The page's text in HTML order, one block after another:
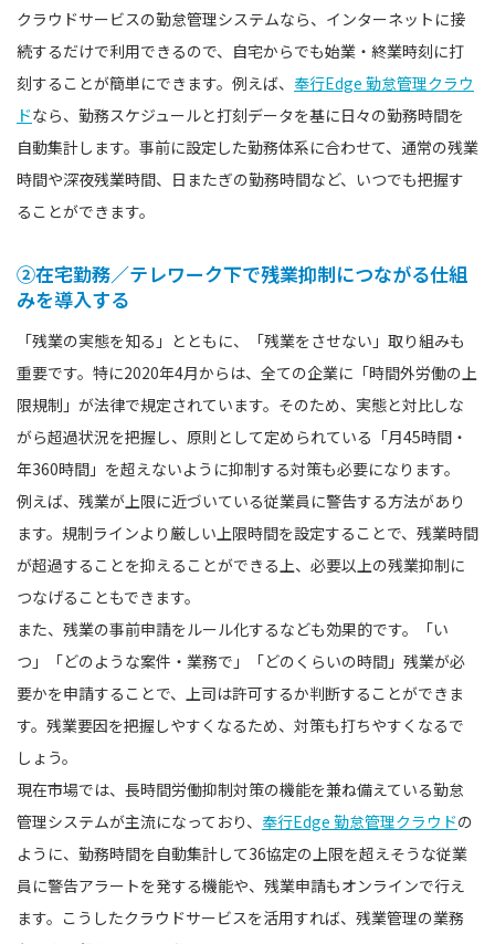
クラウドサービスの勤怠管理システムなら、インターネットに接
続するだけで利用できるので、自宅からでも始業・終業時刻に打
刻することが簡単にできます。例えば、 奉行Edge 勤怠管理クラウ
ドなら、勤務スケジュールと打刻データを基に日々の勤務時間を
自動集計します。事前に設定した勤務体系に合わせて、通常の残業
時間や深夜残業時間、日またぎの勤務時間など、いつでも把握す
ることができます。
②在宅勤務／テレワーク下で残業抑制につながる仕組
みを導入する
「残業の実態を知る」とともに、「残業をさせない」取り組みも
重要です。特に2020年4月からは、全ての企業に「時間外労働の上
限規制」が法律で規定されています。そのため、実態と対比しな
がら超過状況を把握し、原則として定められている「月45時間・
年360時間」を超えないように抑制する対策も必要になります。
例えば、残業が上限に近づいている従業員に警告する方法があり
ます。規制ラインより厳しい上限時間を設定することで、残業時間
が超過することを抑えることができる上、必要以上の残業抑制に
つなげることもできます。
また、残業の事前申請をルール化するなども効果的です。「い
つ」「どのような案件・業務で」「どのくらいの時間」残業が必
要かを申請することで、上司は許可するか判断することができま
す。残業要因を把握しやすくなるため、対策も打ちやすくなるで
しょう。
現在市場では、長時間労働抑制対策の機能を兼ね備えている勤怠
管理システムが主流になっており、 奉行Edge 勤怠管理クラウドの
ように、勤務時間を自動集計して36協定の上限を超えそうな従業
員に警告アラートを発する機能や、残業申請もオンラインで行え
ます。こうしたクラウドサービスを活用すれば、残業管理の業務